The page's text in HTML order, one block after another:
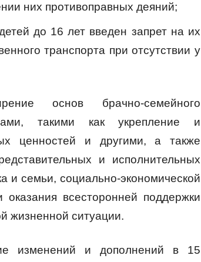
них противоправных деяний;
до 16 лет введен запрет на их
транспорта при отсутствии у
основ брачно-семейного
такими как укрепление и
ценностей и другими, а также
и исполнительных
и семьи, социально-экономической
всесторонней поддержки
жизненной ситуации.
изменений и дополнений в 15